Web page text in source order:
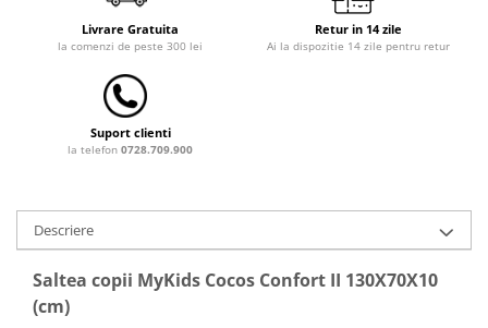
Lampi de veghe
Mobilier Birou
Sac de dormit copii
Sac de dormit 60 cm
Sac de dormit 70 cm
Sac de dormit 100 cm
Sac de dormit 110 cm
Sac de dormit 120 cm
Sac de dormit 130 cm
Livrare Gratuita
la comenzi de peste 300 lei
Retur in 14 zile
Ai la dispozitie 14 zile pentru retur
Suport clienti
la telefon 0728.709.900
Descriere
Saltea copii MyKids Cocos Confort II 130X70X10
(cm)